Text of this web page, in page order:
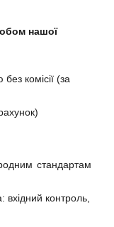
нашої
комісії (за
стандартам
вхідний контроль,